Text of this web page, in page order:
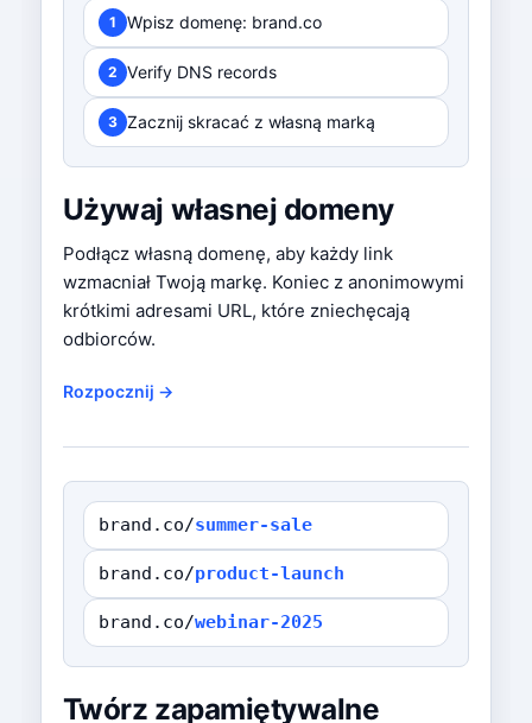
1 Wpisz domenę: brand.co
2 Verify DNS records
3 Zacznij skracać z własną marką
Używaj własnej domeny
Podłącz własną domenę, aby każdy link
wzmacniał Twoją markę. Koniec z anonimowymi
krótkimi adresami URL, które zniechęcają
odbiorców.
Rozpocznij →
brand.co/summer-sale
brand.co/product-launch
brand.co/webinar-2025
Twórz zapamiętywalne